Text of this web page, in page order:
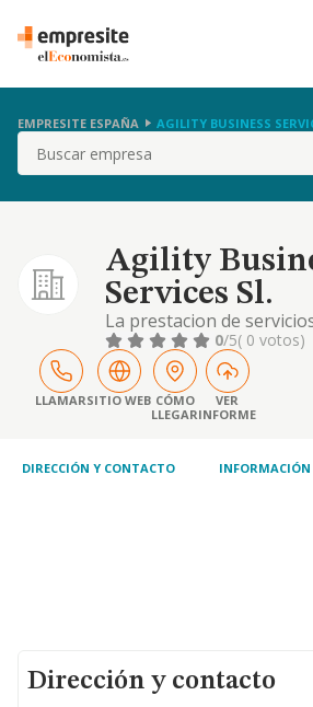
EMPRESITE ESPAÑA AGILITY BUSINESS
Buscar
Agility
Services Sl.
La prestacion de
0/5( 0 votos)
LLAMARSITIO WEB CÓMO
LLEGAR
VER
INFORME
DIRECCIÓN Y CONTACTO INFORMACIÓN
Dirección y contacto